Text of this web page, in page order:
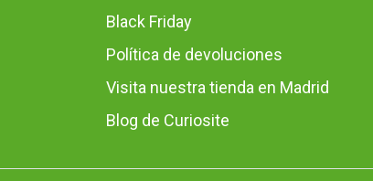
Black Friday
Política de devoluciones
Visita nuestra tienda en Madrid
Blog de Curiosite